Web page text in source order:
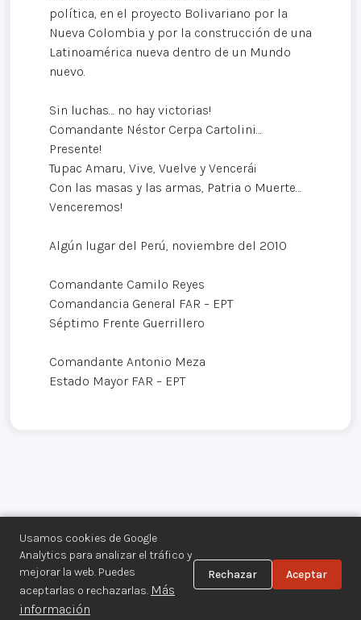
Usamos cookies de Google
Analytics para analizar el tráfico y
mejorar la web. Puedes
aceptarlas o rechazarlas. Más
información
Rechazar Aceptar
política, en el proyecto Bolivariano por la
Nueva Colombia y por la construcción de una
Latinoamérica nueva dentro de un Mundo
nuevo.
Sin luchas… no hay victorias!
Comandante Néstor Cerpa Cartolini…
Presente!
Tupac Amaru, Vive, Vuelve y Vencerá¡
Con las masas y las armas, Patria o Muerte…
Venceremos!
Algún lugar del Perú, noviembre del 2010
Comandante Camilo Reyes
Comandancia General FAR – EPT
Séptimo Frente Guerrillero
Comandante Antonio Meza
Estado Mayor FAR – EPT
Centro de Documentación de los
Movimientos Armados©
Aviso legal·Privacidad